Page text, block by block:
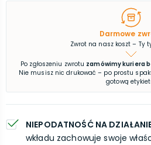
Darmowe
Zwrot na nasz koszt – Ty
Po zgłoszeniu zwrotu zamówimy kuriera
Nie musisz nic drukować – po prostu
gotową
NIEPODATNOŚĆ NA
wkładu zachowuje swoje